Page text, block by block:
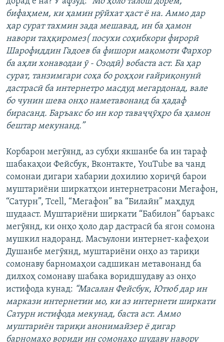
бифаҳмем, ки ҳамин рӯйхат ҳаст ё на. Аммо дар
ҳар сурат тахмин зада мешавад, ин ба ҳамон
навори таҳқиромез( посухи соҳибкори фирорӣ
Шарофиддин Гадоев ба фишори мақомоти Фархор
ба аҳли хонаводаи ӯ - Озодӣ) вобаста аст. Ба ҳар
сурат, танзимгари соҳа бо роҳҳои ғайриқонунӣ
дастрасӣ ба интернетро масдуд мегардонад, вале
бо чунин шева онҳо наметавонанд ба ҳадаф
бирасанд. Баръакс бо ин кор таваҷҷӯҳро ба ҳамон
бештар мекунанд.”
Корбарон мегӯянд, аз субҳи якшанбе ба ин тараф
шабакаҳои Фейсбук, Вконтакте, YouTube ва чанд
сомонаи дигари хабарии дохилию хориҷӣ барои
муштариёни ширкатҳои интернетрасони Мегафон,
“Сатурн”, Tcell, “Мегафон” ва “Билайн” маҳдуд
шудааст. Муштариёни ширкати “Бабилон” баръакс
мегӯянд, ки онҳо ҳоло дар дастрасӣ ба ягон сомона
мушкил надоранд. Масъулони интернет-кафеҳои
Душанбе мегӯянд, муштариёни онҳо аз тариқи
сомонаву барномаҳои садшикан метавонанд ба
дилхоҳ сомонаву шабака воридшудаву аз онҳо
истифода кунад: “Масалан Фейсбук, Ютюб дар ин
маркази интернетии мо, ки аз интернети ширкати
Сатурн истифода мекунад, баста аст. Аммо
муштариён тариқи анонимайзер ё дигар
барномаҳо вориди ин сомонаҳо шудаву навору